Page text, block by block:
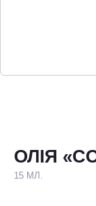
ОЛІЯ
15 МЛ.